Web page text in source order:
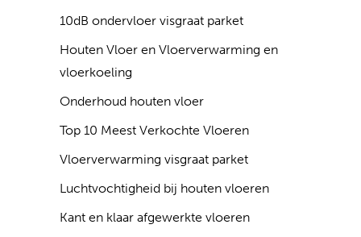
10dB ondervloer visgraat parket
Houten Vloer en Vloerverwarming en
vloerkoeling
Onderhoud houten vloer
Top 10 Meest Verkochte Vloeren
Vloerverwarming visgraat parket
Luchtvochtigheid bij houten vloeren
Kant en klaar afgewerkte vloeren